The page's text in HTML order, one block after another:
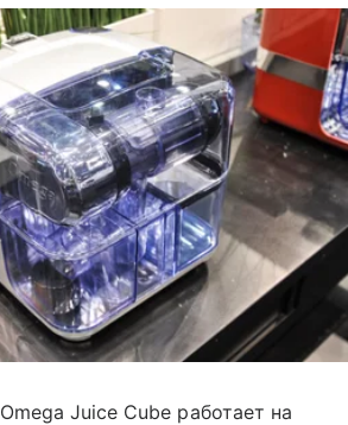
Omega Juice Cube работает на